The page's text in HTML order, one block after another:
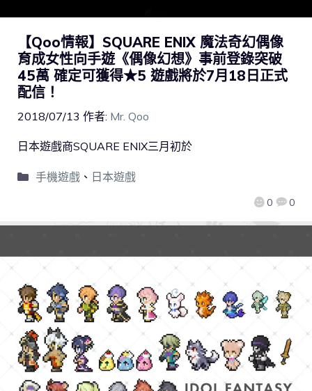
【Qoo情報】SQUARE ENIX 魔法奇幻偶像
育成女性向手遊《偶像幻想》事前登錄突破
45萬 確定可獲得★5 遊戲將於7月18日正式
配信！
2018/07/13 作者: Mr. Qoo
0 0
日本遊戲商SQUARE ENIX三月初於
手機遊戲、 日本遊戲